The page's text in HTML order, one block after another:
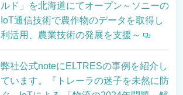
ルド」を北海道にてオープン～ソニーの
IoT通信技術で農作物のデータを取得し
利活用、農業技術の発展を支援～
弊社公式noteにELTRESの事例を紹介し
ています。『トレーラの迷子を未然に防